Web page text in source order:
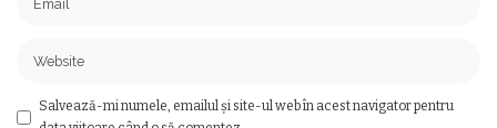
Salvează-mi numele, emailul și site-ul web în acest navigator pentru